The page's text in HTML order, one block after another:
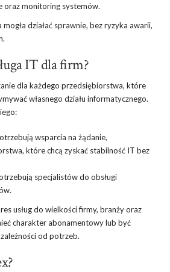
oraz monitoring systemów.
działać sprawnie, bez ryzyka awarii,
IT dla firm?
dla każdego przedsiębiorstwa, które
własnego działu informatycznego.
wsparcia na żądanie,
które chcą zyskać stabilność IT bez
specjalistów do obsługi
usług do wielkości firmy, branży oraz
charakter abonamentowy lub być
od potrzeb.